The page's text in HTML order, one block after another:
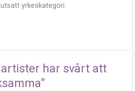
yrkeskategori.
har svårt att